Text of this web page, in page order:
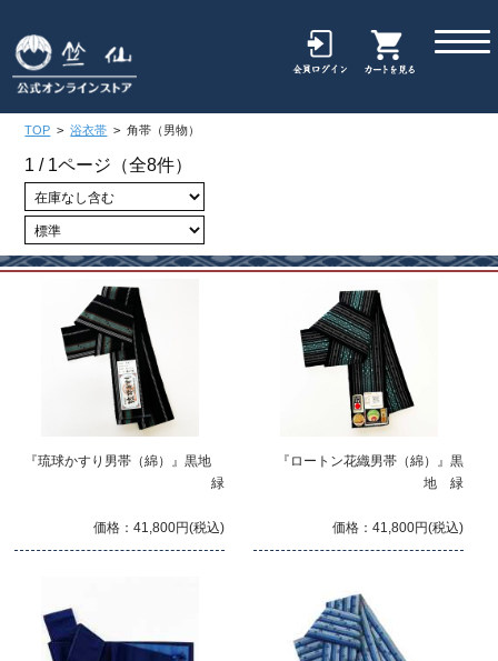
TOP > 浴衣帯 > 角帯（男物）
1 / 1ページ （全8件）
『琉球かすり男帯（綿）』黒地
緑
価格：41,800円(税込)
『ロートン花織男帯（綿）』黒
地 緑
価格：41,800円(税込)